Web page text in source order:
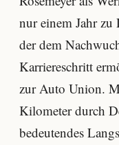
nur einem Jahr
der dem
Karriereschritt
zur Auto Union.
Kilometer durch
bedeutendes